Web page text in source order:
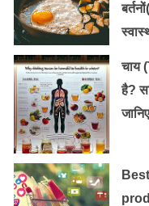
यह भी पढ़ें:रोजाना
रोशनी
अगर आपके बच्चों को आंखों
आंखों में दर्द या आंखों से
न लें, बल्कि तुरंत नजदीकी
चेकअप और टेस्ट के बाद ये
है, तभी आप अपने बच्चों
चाय
है?